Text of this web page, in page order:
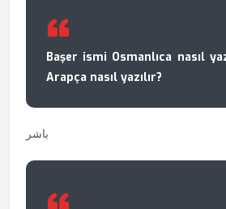
Başer ismi Osmanlıca nasıl
Arapça nasıl yazılır?
باشر